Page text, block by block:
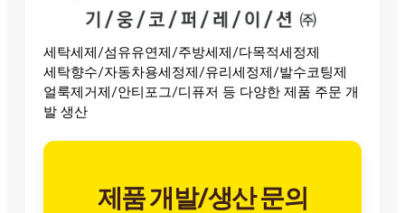
세탁세제/섬유유연제/주방세제/다목적세정제
세탁향수/자동차용세정제/유리세정제/발수코팅제
얼룩제거제/안티포그/디퓨저 등 다양한 제품 주문 개
발 생산
제품 개발/생산 문의